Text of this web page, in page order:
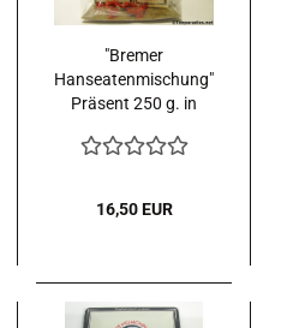
"Bremer
Hanseatenmischung"
Präsent 250 g. in
16,50 EUR